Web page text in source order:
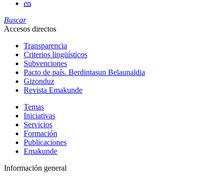
en
Buscar
Accesos directos
Transparencia
Criterios lingüísticos
Subvenciones
Pacto de país. Berdintasun Belaunaldia
Gizonduz
Revista Emakunde
Temas
Iniciativas
Servicios
Formación
Publicaciones
Emakunde
Información general